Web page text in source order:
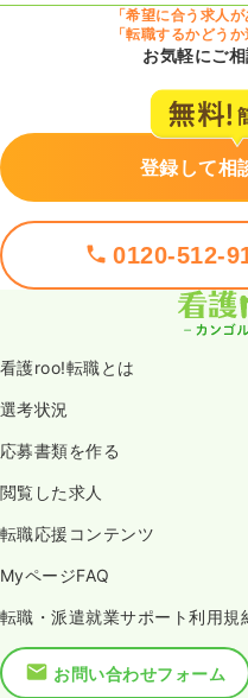
「希望に合う求人
「転職するかどう
お気軽にご
登録して相
0120-512-
看護roo!転職とは
選考状況
応募書類を作る
閲覧した求人
転職応援コンテンツ
MyページFAQ
転職・派遣就業サポート利用
お問い合わせフォーム